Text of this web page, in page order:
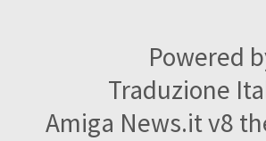
Powered
Traduzione
Amiga News.it v8